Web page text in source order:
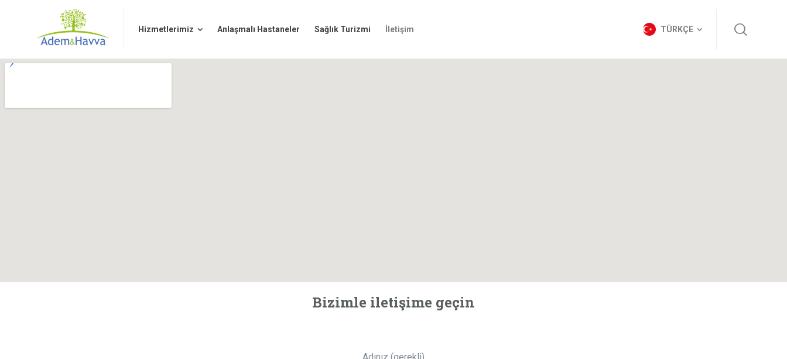
Hizmetlerimiz Anlaşmalı Hastaneler Sağlık Turizmi İletişim TÜRKÇE
Bizimle iletişime geçin